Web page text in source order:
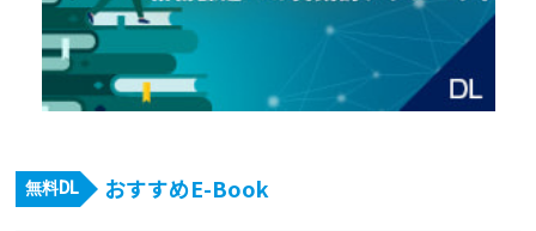
無料DL おすすめE-Book